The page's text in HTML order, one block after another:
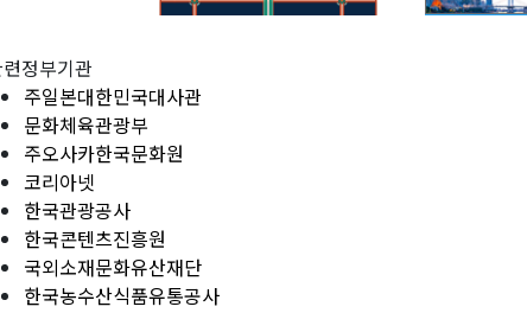
정부기관
주일본대한민국대사관
문화체육관광부
주오사카한국문화원
코리아넷
한국관광공사
한국콘텐츠진흥원
국외소재문화유산재단
한국농수산식품유통공사